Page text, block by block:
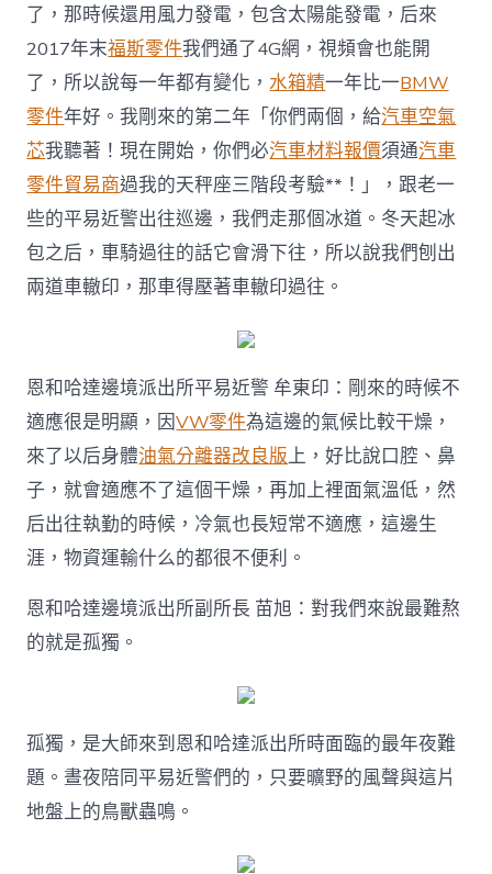
了，那時候還用風力發電，包含太陽能發電，后來
2017年末福斯零件我們通了4G網，視頻會也能開
了，所以說每一年都有變化，水箱精一年比一BMW
零件年好。我剛來的第二年「你們兩個，給汽車空氣
芯我聽著！現在開始，你們必汽車材料報價須通汽車
零件貿易商過我的天秤座三階段考驗**！」，跟老一
些的平易近警出往巡邊，我們走那個冰道。冬天起冰
包之后，車騎過往的話它會滑下往，所以說我們刨出
兩道車轍印，那車得壓著車轍印過往。
恩和哈達邊境派出所平易近警 牟東印：剛來的時候不
適應很是明顯，因VW零件為這邊的氣候比較干燥，
來了以后身體油氣分離器改良版上，好比說口腔、鼻
子，就會適應不了這個干燥，再加上裡面氣溫低，然
后出往執勤的時候，冷氣也長短常不適應，這邊生
涯，物資運輸什么的都很不便利。
恩和哈達邊境派出所副所長 苗旭：對我們來說最難熬
的就是孤獨。
孤獨，是大師來到恩和哈達派出所時面臨的最年夜難
題。晝夜陪同平易近警們的，只要曠野的風聲與這片
地盤上的鳥獸蟲鳴。